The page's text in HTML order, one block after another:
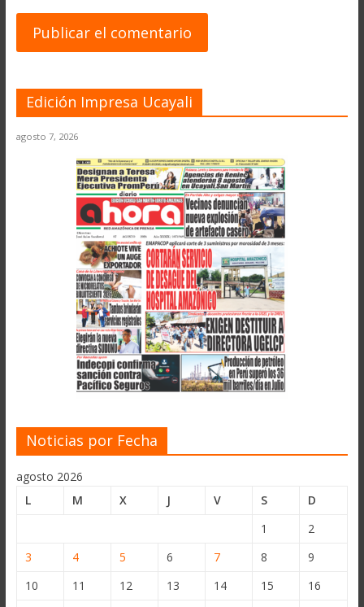
Edición Impresa Ucayali
agosto 7, 2026
Noticias por Fecha
agosto 2026
L
M X J V S
D
1
2
3
4 5 6 7 8
9
10
11 12 13 14 15
16